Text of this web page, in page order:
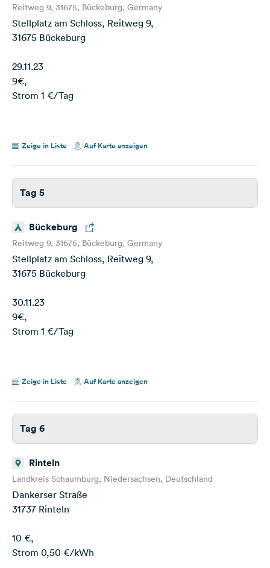
Reitweg 9, 31675, Bückeburg, Germany
Stellplatz am Schloss, Reitweg 9,
31675 Bückeburg
29.11.23
9€,
Strom 1 €/Tag
Zeige in Liste Auf Karte anzeigen
Tag 5
Bückeburg
Reitweg 9, 31675, Bückeburg, Germany
Stellplatz am Schloss, Reitweg 9,
31675 Bückeburg
30.11.23
9€,
Strom 1 €/Tag
Zeige in Liste Auf Karte anzeigen
Tag 6
Rinteln
Landkreis Schaumburg, Niedersachsen, Deutschland
Dankerser Straße
31737 Rinteln
10 €,
Strom 0,50 €/kWh